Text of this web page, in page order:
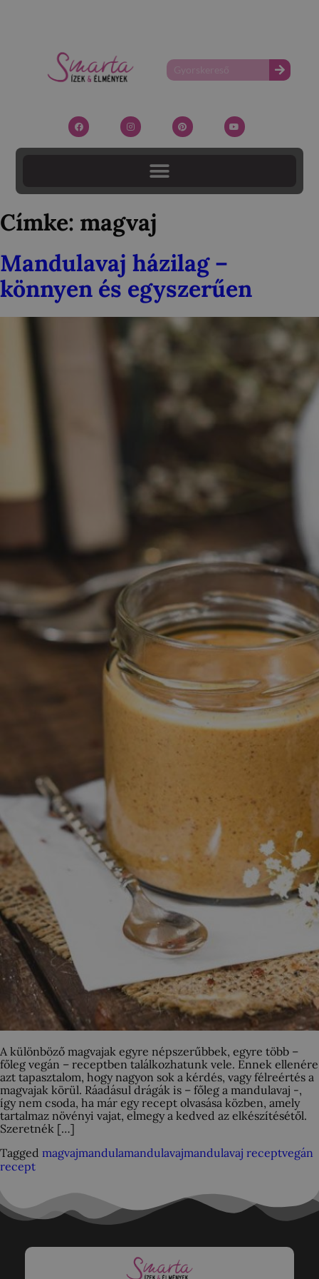
Címke: magvaj
Mandulavaj házilag –
könnyen és egyszerűen
A különböző magvajak egyre népszerűbbek, egyre több –
főleg vegán – receptben találkozhatunk vele. Ennek ellenére
azt tapasztalom, hogy nagyon sok a kérdés, vagy félreértés a
magvajak körül. Ráadásul drágák is – főleg a mandulavaj -,
így nem csoda, ha már egy recept olvasása közben, amely
tartalmaz növényi vajat, elmegy a kedved az elkészítésétől.
Szeretnék […]
Tagged magvajmandulamandulavajmandulavaj receptvegán
recept